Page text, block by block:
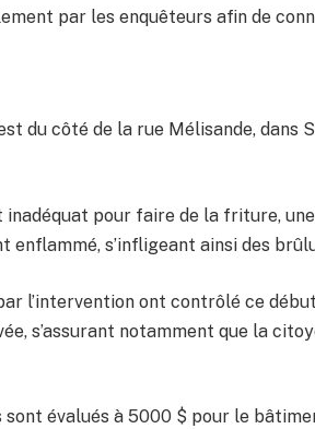
par les enquêteurs afin de
du côté de la rue Mélisande, dans
pour faire de la friture,
enflammé, s’infligeant ainsi des
l’intervention ont contrôlé ce
s’assurant notamment que la
sont évalués à 5000 $ pour le